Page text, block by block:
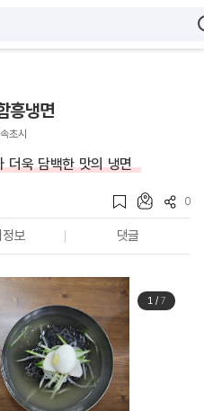
흥냉면
초시
더욱 담백한 맛의 냉면
0
보 댓글
1/ 7